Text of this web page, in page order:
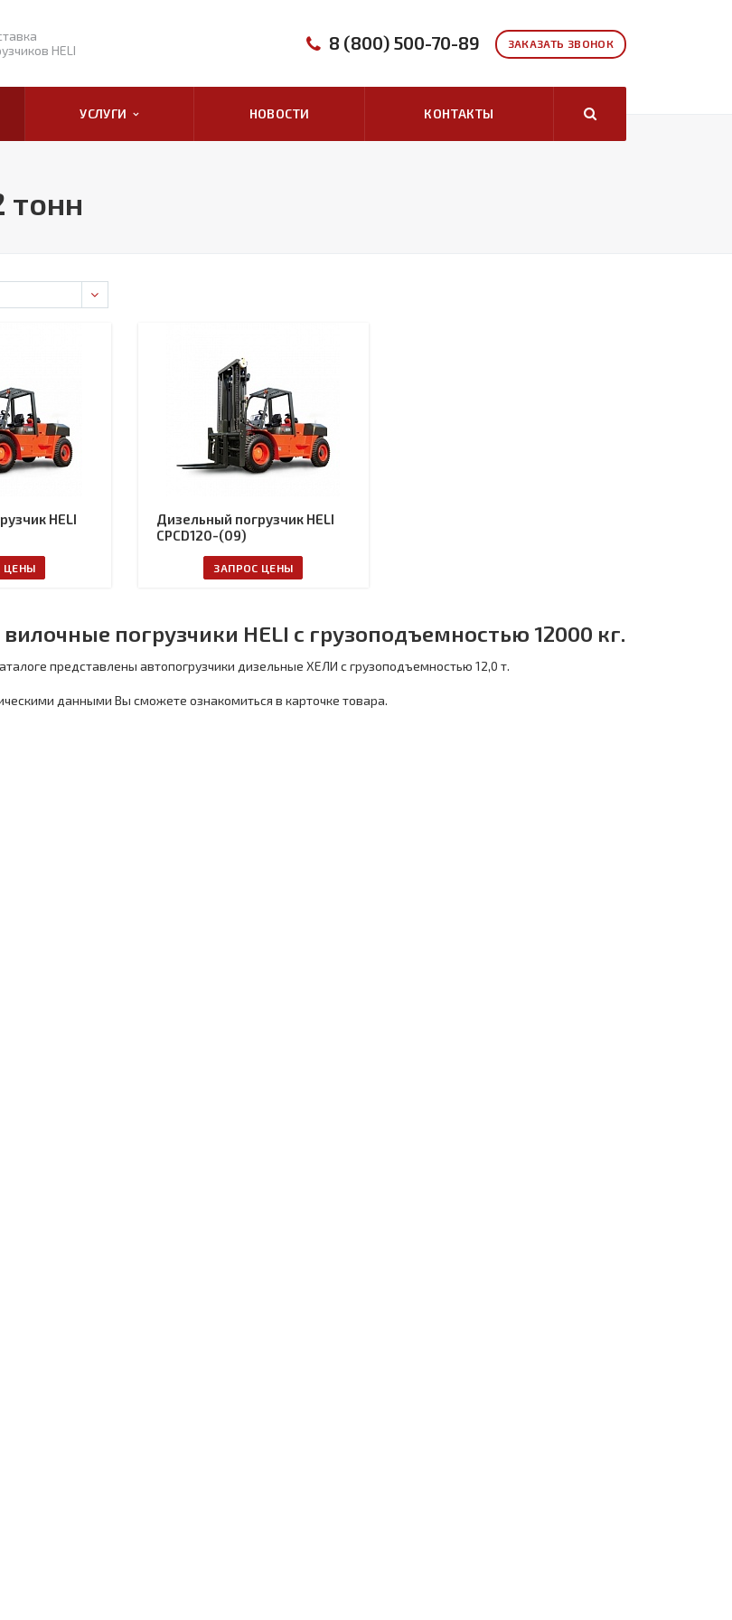
HELI
ЗАКАЗАТЬ ЗВОНОК
8 (800) 500-70-89
УСЛУГИ НОВОСТИ КОНТАКТЫ
тонн
HELI
ЦЕНЫ
Дизельный погрузчик HELI
CPCD120-(09)
ЗАПРОС ЦЕНЫ
погрузчики HELI с грузоподъемностью 12000 кг.
представлены автопогрузчики дизельные ХЕЛИ с грузоподъемностью 12,0 т.
данными Вы сможете ознакомиться в карточке товара.